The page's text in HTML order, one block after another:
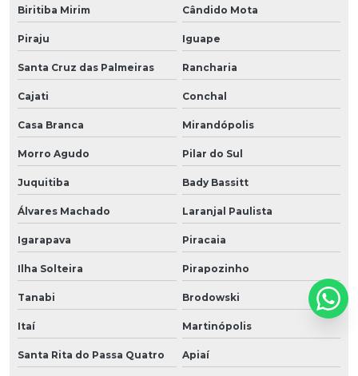
Biritiba Mirim Cândido Mota
Piraju Iguape
Santa Cruz das Palmeiras Rancharia
Cajati Conchal
Casa Branca Mirandópolis
Morro Agudo Pilar do Sul
Juquitiba Bady Bassitt
Álvares Machado Laranjal Paulista
Igarapava Piracaia
Ilha Solteira Pirapozinho
Tanabi Brodowski
Itaí Martinópolis
Santa Rita do Passa Quatro Apiaí